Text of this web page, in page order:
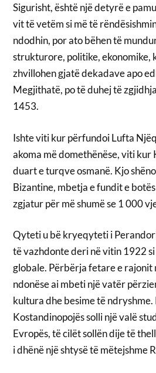
Sigurisht, është një detyrë e
vit të vetëm si më të
ndodhin, por ato bëhen të
strukturore, politike, ekonomike,
zhvillohen gjatë dekadave apo
Megjithatë, po të duhej të
1453.
Ishte viti kur përfundoi Lufta
akoma më domethënëse, viti kur
duart e turqve osmanë. Kjo
Bizantine, mbetja e fundit e
zgjatur për më shumë se 1 000
Qyteti u bë kryeqyteti i
të vazhdonte deri në vitin 1922
globale. Përbërja fetare e rajonit
ndonëse ai mbeti një vatër
kultura dhe besime të ndryshme.
Kostandinopojës solli një valë
Evropës, të cilët sollën dije të
i dhënë një shtysë të mëtejshme